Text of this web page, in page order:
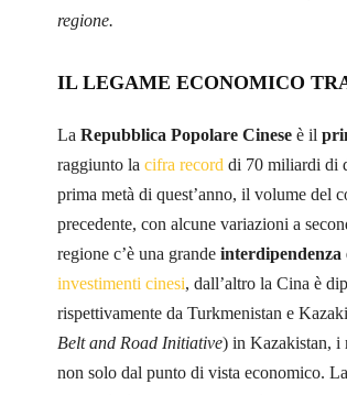
regione.
IL LEGAME ECONOMICO
La Repubblica Popolare Cinese è il
raggiunto la cifra record di 70 miliardi di
prima metà di quest’anno, il volume del
precedente, con alcune variazioni a
regione c’è una grande interdipendenza
investimenti cinesi, dall’altro la Cina è
rispettivamente da Turkmenistan e
Belt and Road Initiative) in Kazakistan, i
non solo dal punto di vista economico.